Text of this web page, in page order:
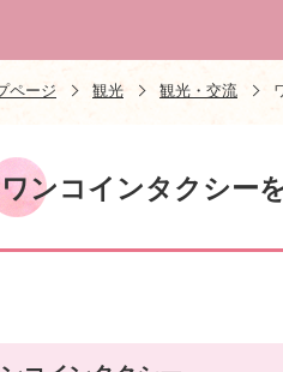
ページ 観光 観光・交流
ワンコインタクシー